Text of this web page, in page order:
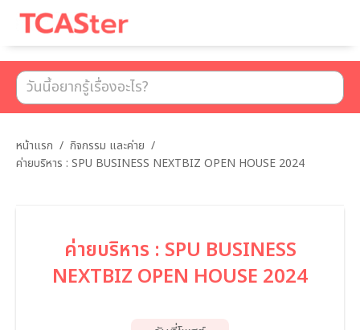
หน้าแรก / กิจกรรม และค่าย /
ค่ายบริหาร : SPU BUSINESS NEXTBIZ OPEN HOUSE 2024
ค่ายบริหาร : SPU BUSINESS
NEXTBIZ OPEN HOUSE 2024